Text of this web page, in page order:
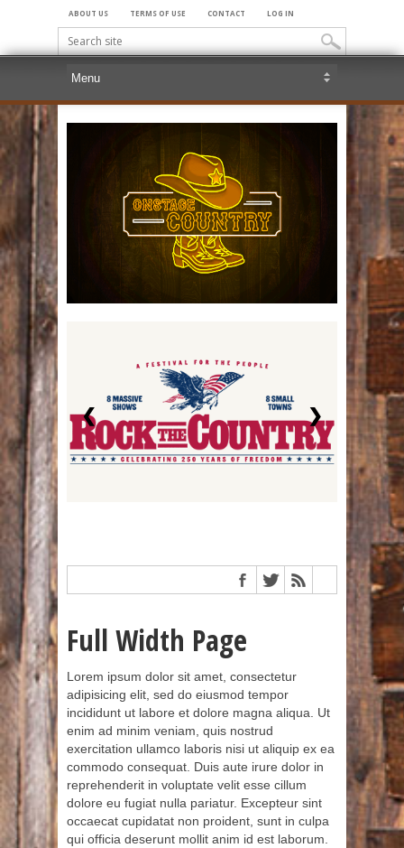
ABOUT US TERMS OF USE CONTACT LOG IN
❮ ❯
Full Width Page
Lorem ipsum dolor sit amet, consectetur
adipisicing elit, sed do eiusmod tempor
incididunt ut labore et dolore magna aliqua. Ut
enim ad minim veniam, quis nostrud
exercitation ullamco laboris nisi ut aliquip ex ea
commodo consequat. Duis aute irure dolor in
reprehenderit in voluptate velit esse cillum
dolore eu fugiat nulla pariatur. Excepteur sint
occaecat cupidatat non proident, sunt in culpa
qui officia deserunt mollit anim id est laborum.